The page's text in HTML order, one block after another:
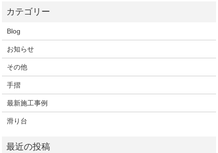
Blog
お知らせ
その他
手摺
最新施工事例
滑り台